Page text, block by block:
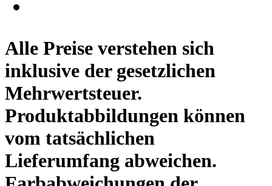
Alle Preise verstehen sich
inklusive der gesetzlichen
Mehrwertsteuer.
Produktabbildungen können
vom tatsächlichen
Lieferumfang abweichen.